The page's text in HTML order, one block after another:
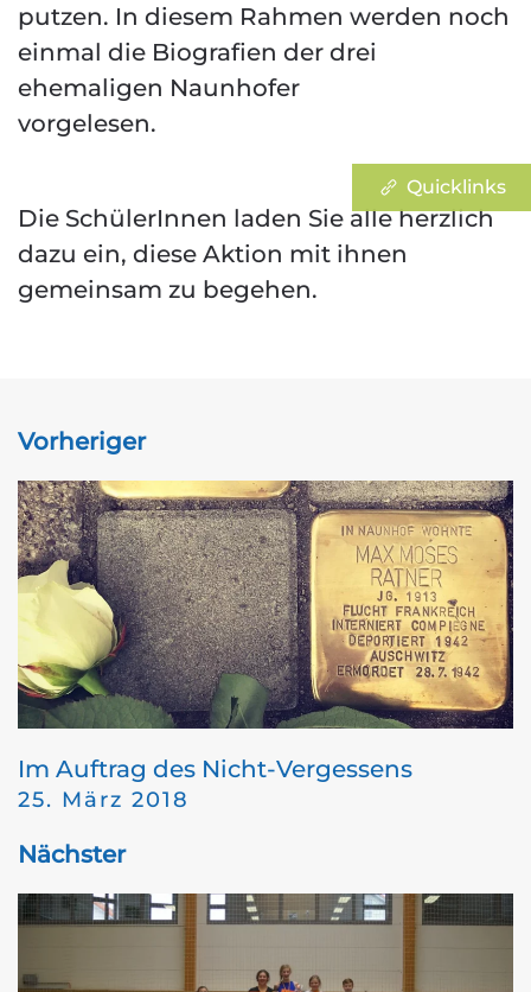
putzen. In diesem Rahmen werden noch
einmal die Biografien der drei
ehemaligen Naunhofer
vorgelesen.
Die SchülerInnen laden Sie alle herzlich
dazu ein, diese Aktion mit ihnen
gemeinsam zu begehen.
Vorheriger
Im Auftrag des Nicht-Vergessens
25. März 2018
Nächster
Quicklinks